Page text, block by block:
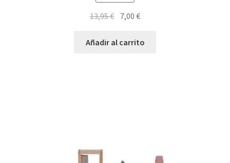
13,95€ El
original
7,00€El
actual
Añadir al carrito